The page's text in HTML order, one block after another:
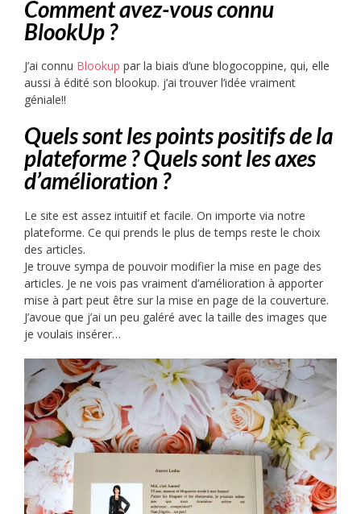
Comment avez-vous connu
BlookUp ?
J’ai connu Blookup par la biais d’une blogocoppine, qui, elle
aussi à édité son blookup. j’ai trouver l’idée vraiment
géniale!!
Quels sont les points positifs de la
plateforme ? Quels sont les axes
d’amélioration ?
Le site est assez intuitif et facile. On importe via notre
plateforme. Ce qui prends le plus de temps reste le choix
des articles.
Je trouve sympa de pouvoir modifier la mise en page des
articles. Je ne vois pas vraiment d’amélioration à apporter
mise à part peut être sur la mise en page de la couverture.
J’avoue que j’ai un peu galéré avec la taille des images que
je voulais insérer…